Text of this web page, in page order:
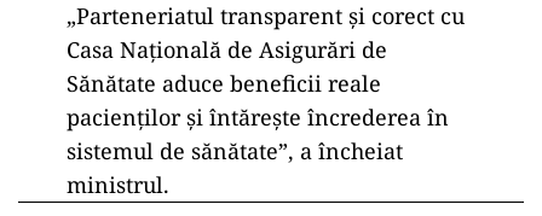
„Parteneriatul transparent și corect cu
Casa Națională de Asigurări de
Sănătate aduce beneficii reale
pacienților și întărește încrederea în
sistemul de sănătate”, a încheiat
ministrul.